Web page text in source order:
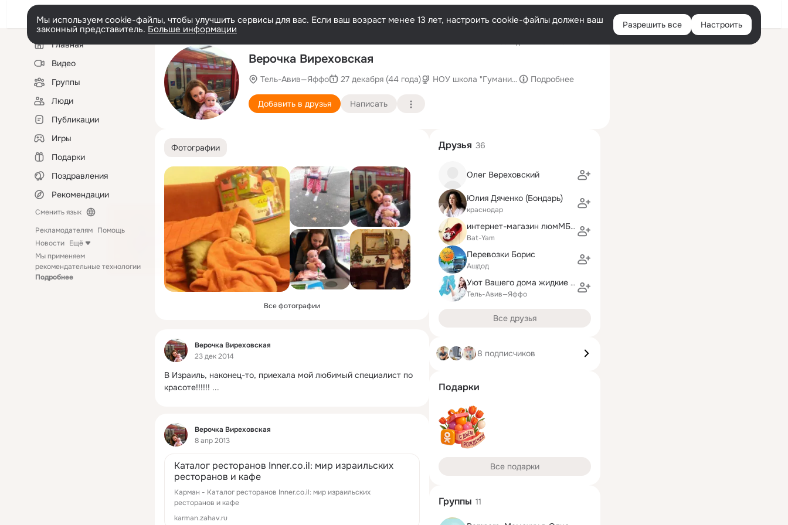
Войти
Мы используем cookie-файлы, чтобы улучшить сервисы для вас. Если ваш возраст менее 13 лет, настроить cookie-файлы должен ваш
законный представитель. Больше информации Разрешить все Настроить
Левая
колонкаГлавная
Видео
Группы
Люди
Публикации
Игры
Подарки
Поздравления
Рекомендации
Сменить язык
Рекламодателям Помощь
Новости Ещё
Мы применяем
рекомендательные технологии
Подробнее
Верочка Виреховская
Тель-Авив—Яффо 27 декабря (44 года) НОУ школа "Гуманитарий"Подробнее
Добавить в друзья Написать
Фотографии
Все фотографии
Фид
Верочка Виреховская
23 дек 2014
В Израиль, наконец-то, приехала мой любимый специалист по
красоте!!!!!! ...
Фид
Верочка Виреховская
8 апр 2013
Каталог ресторанов Inner.co.il: мир израильских
ресторанов и кафе
Карман - Каталог ресторанов Inner.co.il: мир израильских
ресторанов и кафе
karman.zahav.ru
Друзья 36
Олег Вереховский
Юлия Дяченко (Бондарь)
краснодар
интернет-магазин люмМБерг 054-2831874
Bat-Yam
Перевозки Борис
Ашдод
Уют Вашего дома жидкие обои и гoбелены
Тель-Авив—Яффо
Все друзья
8 подписчиков
Подарки
Все подарки
Группы 11